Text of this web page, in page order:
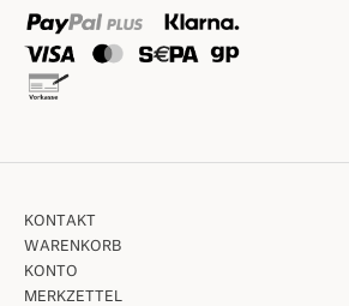
KONTAKT
WARENKORB
KONTO
MERKZETTEL